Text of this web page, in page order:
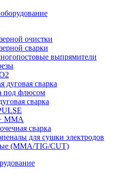
очистки
сварки
выпрямители
дуговая сварка
под флюсом
сварка
MMA
сварка
для сушки электродов
(MMA/TIG/CUT)